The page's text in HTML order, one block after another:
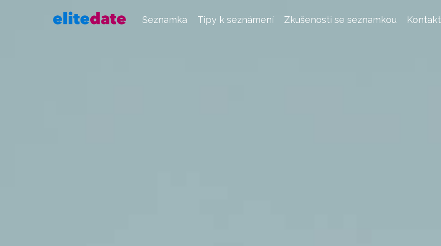
Seznamka Tipy k seznámení Zkušenosti se seznamkou Kontakt